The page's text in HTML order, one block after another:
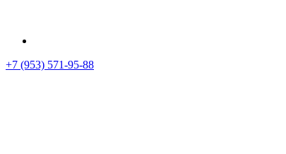
+7 (953) 571-95-88